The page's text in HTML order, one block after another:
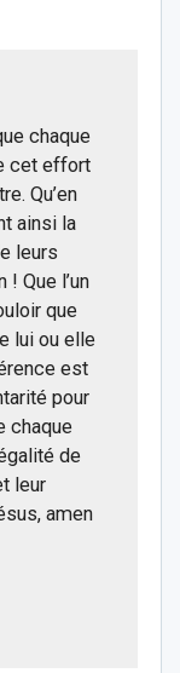
chaque
cet effort
Qu’en
ainsi la
leurs
Que l’un
que
lui ou elle
est
pour
chaque
de
leur
amen